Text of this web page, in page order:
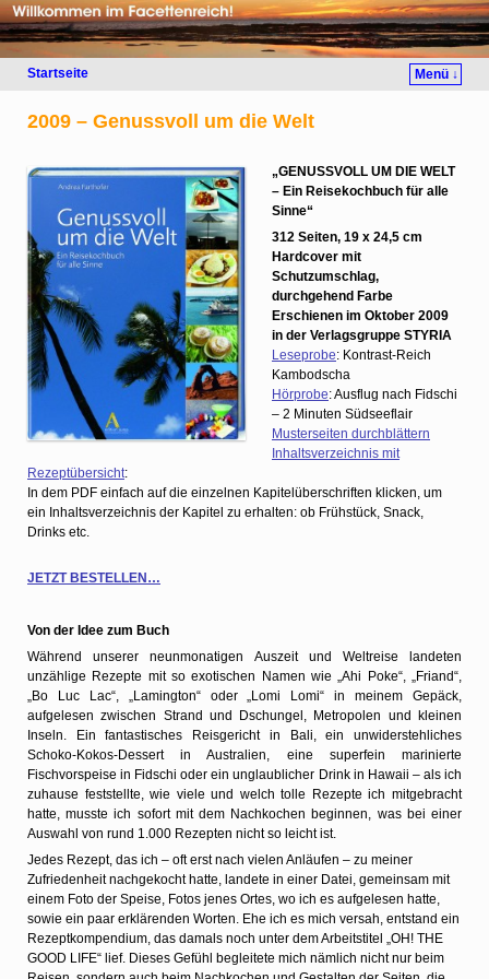
Startseite Menü ↓
2009 – Genussvoll um die Welt
„GENUSSVOLL UM DIE WELT
– Ein Reisekochbuch für alle
Sinne“
312 Seiten, 19 x 24,5 cm
Hardcover mit
Schutzumschlag,
durchgehend Farbe
Erschienen im Oktober 2009
in der Verlagsgruppe STYRIA
Leseprobe: Kontrast-Reich
Kambodscha
Hörprobe: Ausflug nach Fidschi
– 2 Minuten Südseeflair
Musterseiten durchblättern
Inhaltsverzeichnis mit
Rezeptübersicht:
In dem PDF einfach auf die einzelnen Kapitelüberschriften klicken, um
ein Inhaltsverzeichnis der Kapitel zu erhalten: ob Frühstück, Snack,
Drinks etc.
JETZT BESTELLEN…
Von der Idee zum Buch
Während unserer neunmonatigen Auszeit und Weltreise landeten
unzählige Rezepte mit so exotischen Namen wie „Ahi Poke“, „Friand“,
„Bo Luc Lac“, „Lamington“ oder „Lomi Lomi“ in meinem Gepäck,
aufgelesen zwischen Strand und Dschungel, Metropolen und kleinen
Inseln. Ein fantastisches Reisgericht in Bali, ein unwiderstehliches
Schoko-Kokos-Dessert in Australien, eine superfein marinierte
Fischvorspeise in Fidschi oder ein unglaublicher Drink in Hawaii – als ich
zuhause feststellte, wie viele und welch tolle Rezepte ich mitgebracht
hatte, musste ich sofort mit dem Nachkochen beginnen, was bei einer
Auswahl von rund 1.000 Rezepten nicht so leicht ist.
Jedes Rezept, das ich – oft erst nach vielen Anläufen – zu meiner
Zufriedenheit nachgekocht hatte, landete in einer Datei, gemeinsam mit
einem Foto der Speise, Fotos jenes Ortes, wo ich es aufgelesen hatte,
sowie ein paar erklärenden Worten. Ehe ich es mich versah, entstand ein
Rezeptkompendium, das damals noch unter dem Arbeitstitel „OH! THE
GOOD LIFE“ lief. Dieses Gefühl begleitete mich nämlich nicht nur beim